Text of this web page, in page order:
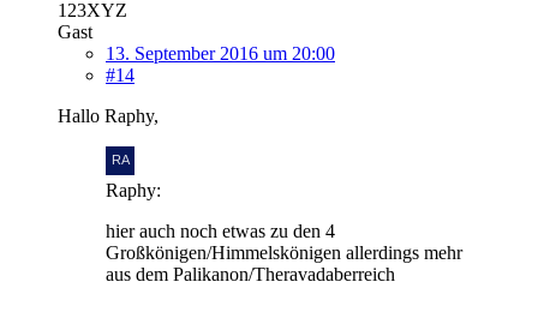
123XYZ
Gast
13. September 2016 um 20:00
#14
Hallo Raphy,
Raphy:
hier auch noch etwas zu den 4
Großkönigen/Himmelskönigen allerdings mehr
aus dem Palikanon/Theravadaberreich